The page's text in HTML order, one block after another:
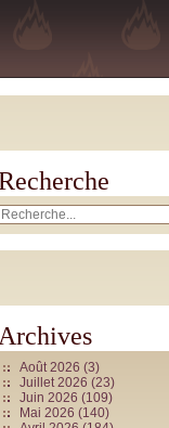
Archives
Août 2026 (3)
Juillet 2026 (23)
Juin 2026 (109)
Mai 2026 (140)